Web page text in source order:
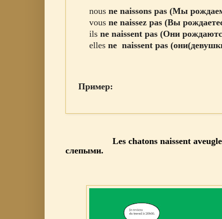
nous ne naissons pas (Мы
vous ne naissez pas (Вы
ils ne naissent pas (Они
elles ne naissent pas
Пример:
Les chatons naissent aveugles.
слепыми.